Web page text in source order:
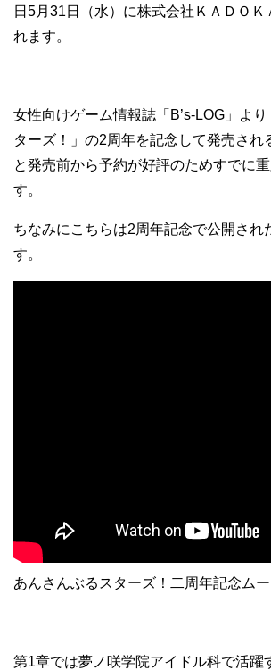
日5月31日（水）に株式会社ＫＡＤＯＫ
れます。
女性向けゲーム情報誌「B’s-LOG」よ
ターズ！」の2周年を記念して発売され
と発売前から予約が好評のためすでに
す。
ちなみにこちらは2周年記念で公開され
す。
あんさんぶるスターズ！二周年記念ム
第1章では夢ノ咲学院アイドル科で活躍